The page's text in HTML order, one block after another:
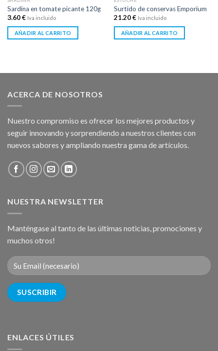
Sardina en tomate picante 120g
3.60€ Iva incluido
AÑADIR AL CARRITO
Surtido de conservas Emporium
21.20€ Iva incluido
AÑADIR AL CARRITO
ACERCA DE NOSOTROS
Nuestro compromiso es ofrecer los mejores productos y
seguir innovando y sorprendiendo a nuestros clientes con
nuevos sabores y ampliando nuestra gama de artículos.
NUESTRA NEWSLETTER
Manténgase al tanto de las últimas noticias, promociones y
muchos otros!
ENLACES ÚTILES